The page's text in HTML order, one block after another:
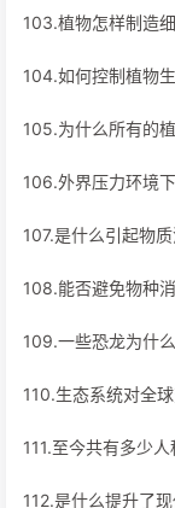
103.植物怎样制造
104.如何控制植物
105.为什么所有的
106.外界压力环境
107.是什么引起物
108.能否避免物种
109.一些恐龙为什
110.生态系统对全
111.至今共有多少
112.是什么提升了